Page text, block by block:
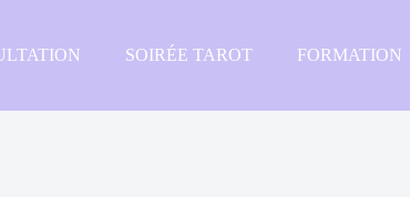
SOIRÉE TAROT FORMATION